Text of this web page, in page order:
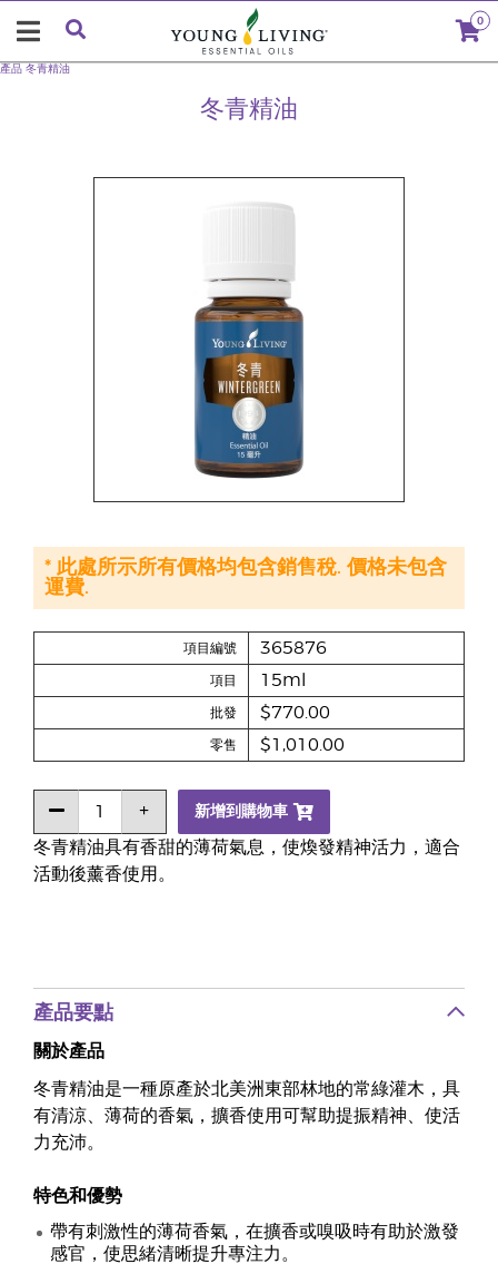
0
冬青精油
產品 冬青精油
冬青精油具有香甜的薄荷氣息，使煥發精神活力，適合
活動後薰香使用。
項目編號 365876
項目 15ml
批發 $770.00
零售 $1,010.00
新增到購物車
* 此處所示所有價格均包含銷售稅. 價格未包含
運費.
產品要點
關於產品
冬青精油是一種原產於北美洲東部林地的常綠灌木，具
有清涼、薄荷的香氣，擴香使用可幫助提振精神、使活
力充沛。
特色和優勢
帶有刺激性的薄荷香氣，在擴香或嗅吸時有助於激發
感官，使思緒清晰提升專注力。